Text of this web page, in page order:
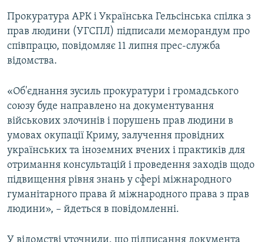
Усі сайти RFE/RL
Прокуратура АРК і Українська Гельсінська спілка з
прав людини (УГСПЛ) підписали меморандум про
співпрацю, повідомляє 11 липня прес-служба
відомства.
«Об'єднання зусиль прокуратури і громадського
союзу буде направлено на документування
військових злочинів і порушень прав людини в
умовах окупації Криму, залучення провідних
українських та іноземних вчених і практиків для
отримання консультацій і проведення заходів щодо
підвищення рівня знань у сфері міжнародного
гуманітарного права й міжнародного права з прав
людини», – йдеться в повідомленні.